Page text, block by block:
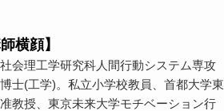
横顔】
会理工学研究科人間行動システム専攻
士(工学)。私立小学校教員、首都大学東
教授、東京未来大学モチベーション行